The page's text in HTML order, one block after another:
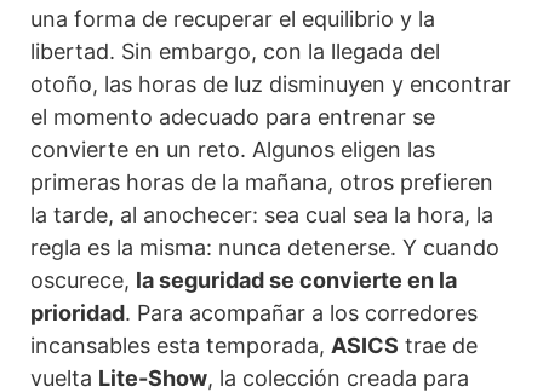
una forma de recuperar el equilibrio y la
libertad. Sin embargo, con la llegada del
otoño, las horas de luz disminuyen y encontrar
el momento adecuado para entrenar se
convierte en un reto. Algunos eligen las
primeras horas de la mañana, otros prefieren
la tarde, al anochecer: sea cual sea la hora, la
regla es la misma: nunca detenerse. Y cuando
oscurece, la seguridad se convierte en la
prioridad. Para acompañar a los corredores
incansables esta temporada, ASICS trae de
vuelta Lite-Show, la colección creada para